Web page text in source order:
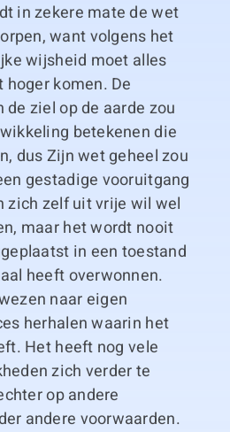
in zekere mate de wet
want volgens het
wijsheid moet alles
komen. De
ziel op de aarde zou
betekenen die
dus Zijn wet geheel zou
gestadige vooruitgang
zich zelf uit vrije wil wel
maar het wordt nooit
in een toestand
heeft overwonnen.
naar eigen
herhalen waarin het
Het heeft nog vele
zich verder te
op andere
andere voorwaarden.